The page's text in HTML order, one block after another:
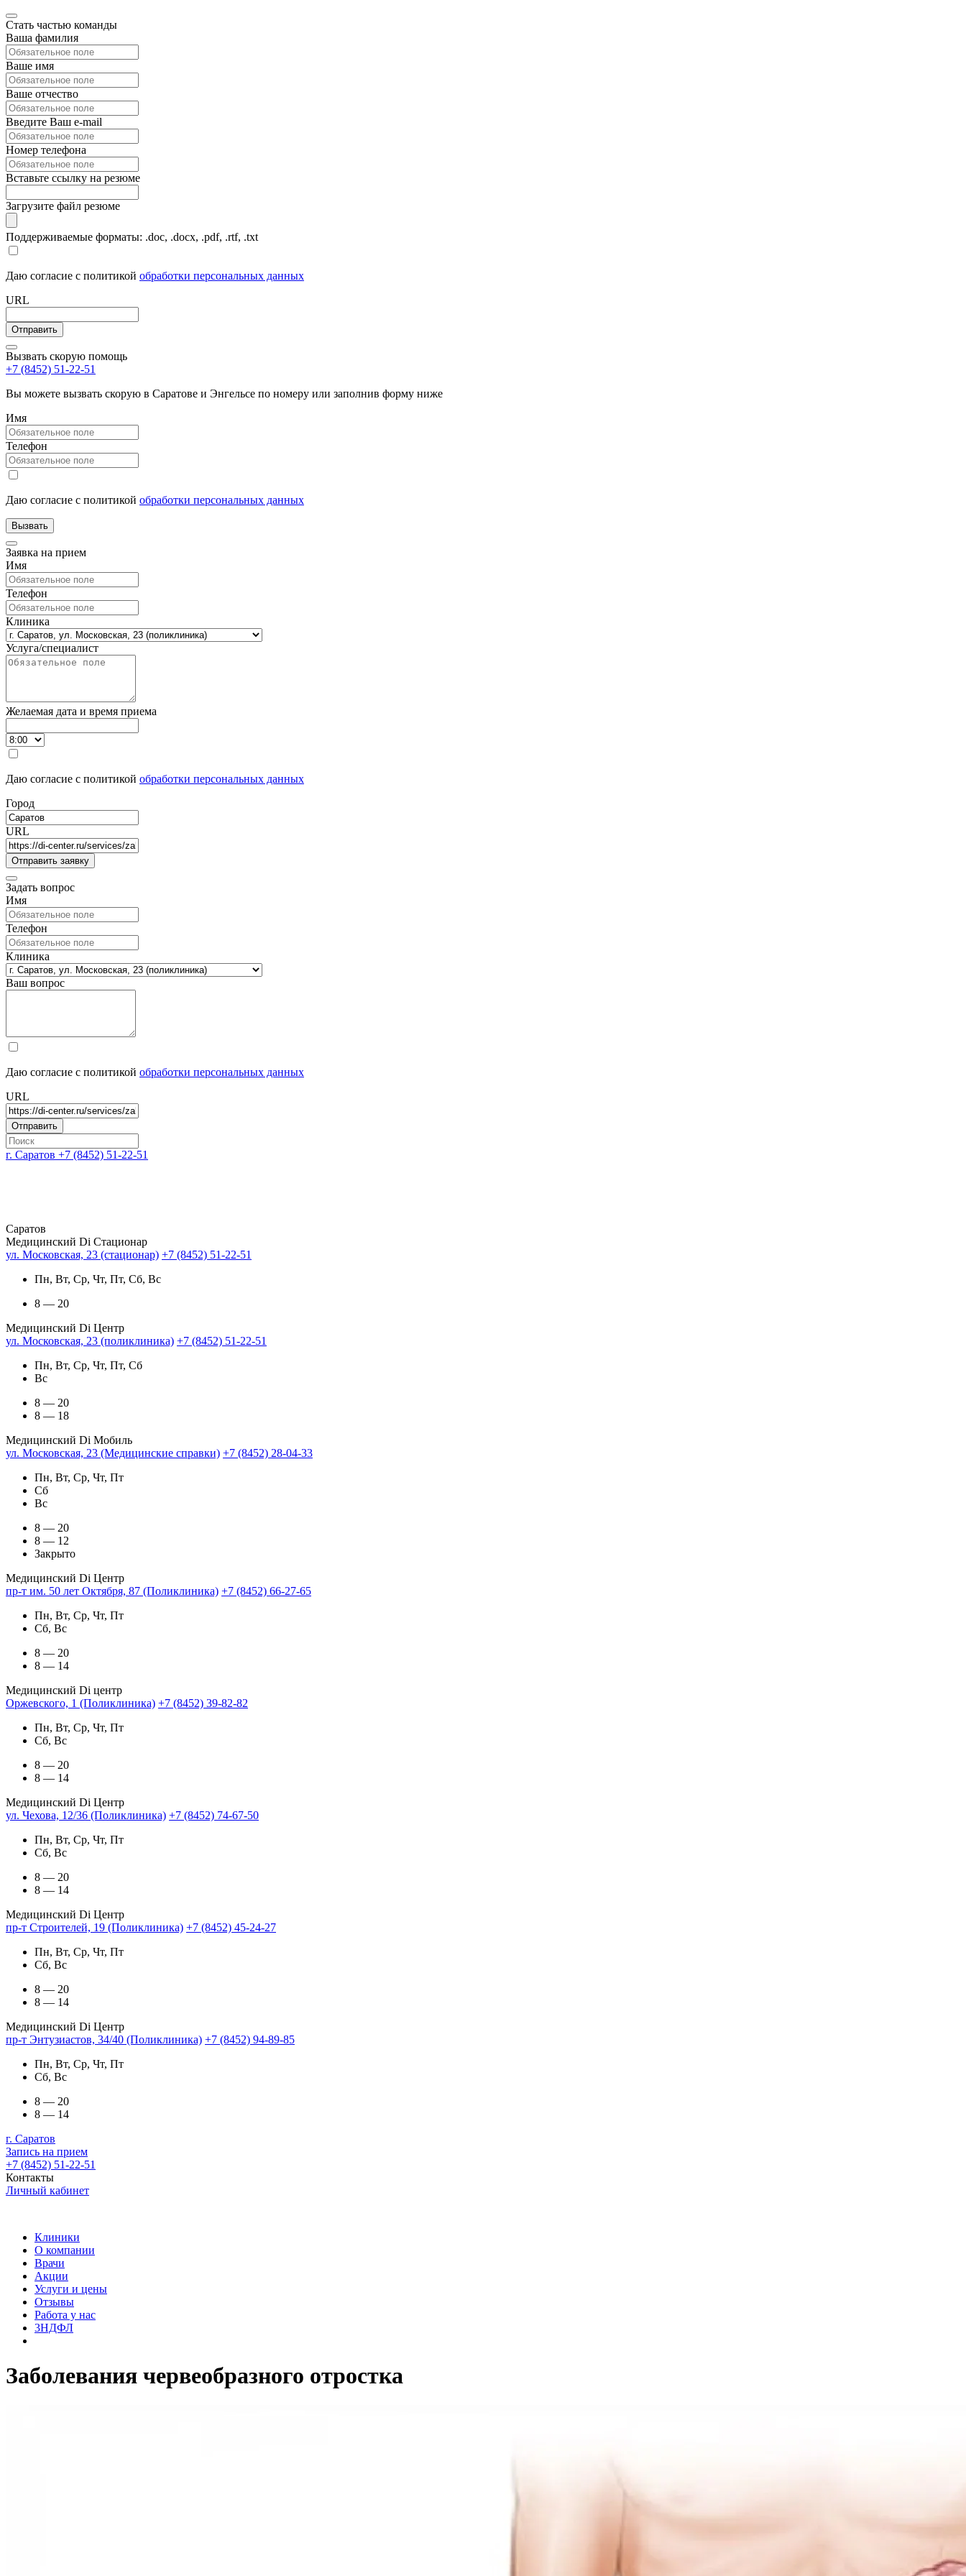
Стать частью команды
Ваша фамилия
Ваше имя
Ваше отчество
Введите Ваш e-mail
Номер телефона
Вставьте ссылку на резюме
Загрузите файл резюме
Поддерживаемые форматы: .doc, .docx, .pdf, .rtf, .txt
Даю согласие с политикой обработки персональных данных
URL
Вызвать скорую помощь
+7 (8452) 51-22-51
Вы можете вызвать скорую в Саратове и Энгельсе по номеру или заполнив форму ниже
Имя
Телефон
Даю согласие с политикой обработки персональных данных
Заявка на прием
Имя
Телефон
Клиника
Услуга/специалист
Желаемая дата и время приема
Даю согласие с политикой обработки персональных данных
Город
URL
Задать вопрос
Имя
Телефон
Клиника
Ваш вопрос
Даю согласие с политикой обработки персональных данных
URL
г. Саратов +7 (8452) 51-22-51
Саратов
Медицинский Di Стационар
ул. Московская, 23 (стационар) +7 (8452) 51-22-51
Пн, Вт, Ср, Чт, Пт, Сб, Вс
8 — 20
Медицинский Di Центр
ул. Московская, 23 (поликлиника) +7 (8452) 51-22-51
Пн, Вт, Ср, Чт, Пт, Сб
Вс
8 — 20
8 — 18
Медицинский Di Мобиль
ул. Московская, 23 (Медицинские справки) +7 (8452) 28-04-33
Пн, Вт, Ср, Чт, Пт
Сб
Вс
8 — 20
8 — 12
Закрыто
Медицинский Di Центр
пр-т им. 50 лет Октября, 87 (Поликлиника) +7 (8452) 66-27-65
Пн, Вт, Ср, Чт, Пт
Сб, Вс
8 — 20
8 — 14
Медицинский Di центр
Оржевского, 1 (Поликлиника) +7 (8452) 39-82-82
Пн, Вт, Ср, Чт, Пт
Сб, Вс
8 — 20
8 — 14
Медицинский Di Центр
ул. Чехова, 12/36 (Поликлиника) +7 (8452) 74-67-50
Пн, Вт, Ср, Чт, Пт
Сб, Вс
8 — 20
8 — 14
Медицинский Di Центр
пр-т Строителей, 19 (Поликлиника) +7 (8452) 45-24-27
Пн, Вт, Ср, Чт, Пт
Сб, Вс
8 — 20
8 — 14
Медицинский Di Центр
пр-т Энтузиастов, 34/40 (Поликлиника) +7 (8452) 94-89-85
Пн, Вт, Ср, Чт, Пт
Сб, Вс
8 — 20
8 — 14
г. Саратов
Запись на прием
+7 (8452) 51-22-51
Контакты
Личный кабинет
Клиники
О компании
Врачи
Акции
Услуги и цены
Отзывы
Работа у нас
3НДФЛ
Заболевания червеобразного отростка